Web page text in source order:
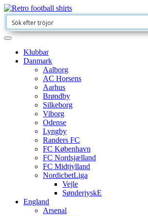
Klubbar
Danmark
Aalborg
AC Horsens
Aarhus
Brøndby
Silkeborg
Viborg
Odense
Lyngby
Randers FC
FC København
FC Nordsjælland
FC Midtjylland
NordicbetLiga
Vejle
SønderjyskE
England
Arsenal